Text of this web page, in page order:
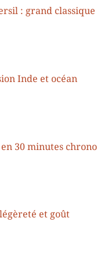
: grand classique
Inde et océan
30 minutes chrono
et goût